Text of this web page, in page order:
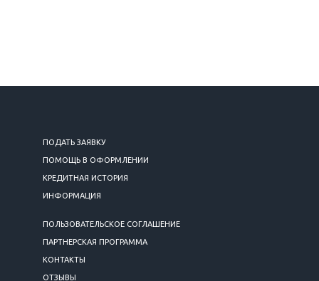
ПОДАТЬ ЗАЯВКУ
ПОМОЩЬ В ОФОРМЛЕНИИ
КРЕДИТНАЯ ИСТОРИЯ
ИНФОРМАЦИЯ
ПОЛЬЗОВАТЕЛЬСКОЕ СОГЛАШЕНИЕ
ПАРТНЕРСКАЯ ПРОГРАММА
КОНТАКТЫ
ОТЗЫВЫ